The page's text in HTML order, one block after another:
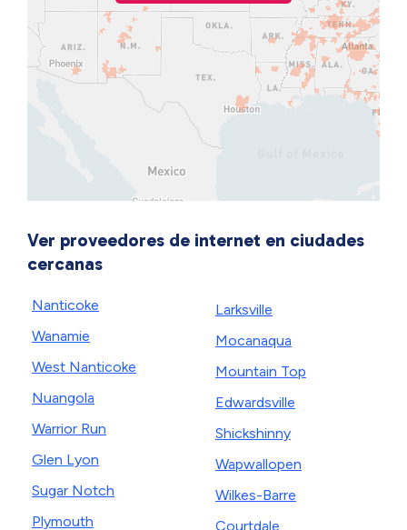
Ver proveedores de internet en ciudades
cercanas
Nanticoke
Wanamie
West Nanticoke
Nuangola
Warrior Run
Glen Lyon
Sugar Notch
Plymouth
Larksville
Mocanaqua
Mountain Top
Edwardsville
Shickshinny
Wapwallopen
Wilkes-Barre
Courtdale